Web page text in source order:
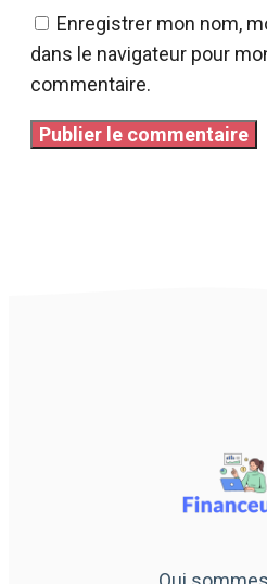
Enregistrer mon nom,
dans le navigateur pour
commentaire.